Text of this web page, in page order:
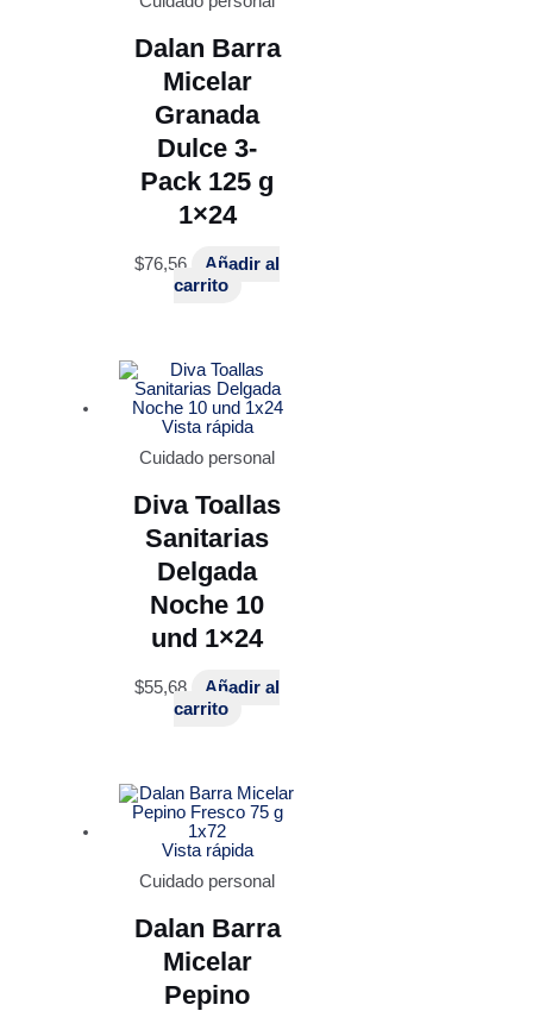
Dalan Barra
Micelar
Granada
Dulce 3-
Pack 125 g
1×24
$76,56
Añadir al
carrito
Vista rápida
Cuidado personal
Diva Toallas
Sanitarias
Delgada
Noche 10
und 1×24
$55,68
Añadir al
carrito
Vista rápida
Cuidado personal
Dalan Barra
Micelar
Pepino